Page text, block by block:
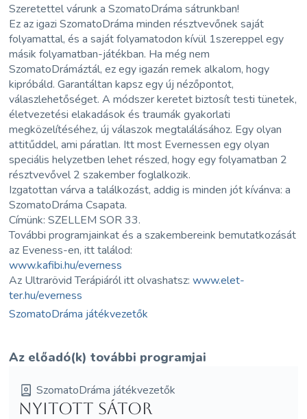
Szeretettel várunk a SzomatoDráma sátrunkban!
Ez az igazi SzomatoDráma minden résztvevőnek saját
folyamattal, és a saját folyamatodon kívül 1szereppel egy
másik folyamatban-játékban. Ha még nem
SzomatoDrámáztál, ez egy igazán remek alkalom, hogy
kipróbáld. Garantáltan kapsz egy új nézőpontot,
válaszlehetőséget. A módszer keretet biztosít testi tünetek,
életvezetési elakadások és traumák gyakorlati
megközelítéséhez, új válaszok megtalálásához. Egy olyan
attitűddel, ami páratlan. Itt most Evernessen egy olyan
speciális helyzetben lehet részed, hogy egy folyamatban 2
résztvevővel 2 szakember foglalkozik.
Izgatottan várva a találkozást, addig is minden jót kívánva: a
SzomatoDráma Csapata.
Címünk: SZELLEM SOR 33.
További programjainkat és a szakembereink bemutatkozását
az Eveness-en, itt találod:
www.kafibi.hu/everness
Az Ultrarövid Terápiáról itt olvashatsz:www.elet-
ter.hu/everness
SzomatoDráma játékvezetők
Az előadó(k) további programjai
SzomatoDráma játékvezetők
NYITOTT SÁTOR